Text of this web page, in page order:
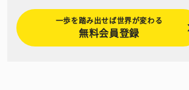
一歩を踏み出せば世界が変わる
無料会員登録